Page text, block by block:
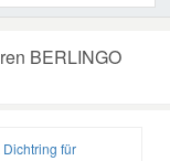
BERLINGO
Dichtring für